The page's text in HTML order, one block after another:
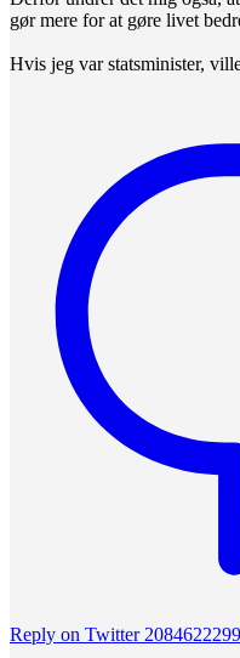
gør mere for at gøre livet
Hvis jeg var statsminister,
Reply on Twitter